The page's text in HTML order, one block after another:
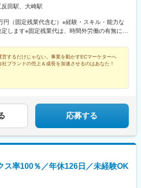
近オフィスで、転勤はありません。※週2回の
田駅、大崎駅
円（固定残業代含む）※経験・スキル・能力な
します※固定残業代は、時間外労働の有無に関
用期間中の給与■月給27万1000円～38万8800
）※固定残業代は、時間外労働の有無に関わら
間分を月3万6490円～7万3422円支給※超過分
】年収840万円／2年目／部長年収560万円／4
ー年収440万円／3年目／シニアスタッフ年収
営するだけじゃない。事業を動かすECマーケターへ
社ブランドの売上＆成長を加速させるのはあなた！
応募する
ス率100％／年休126日／未経験OK